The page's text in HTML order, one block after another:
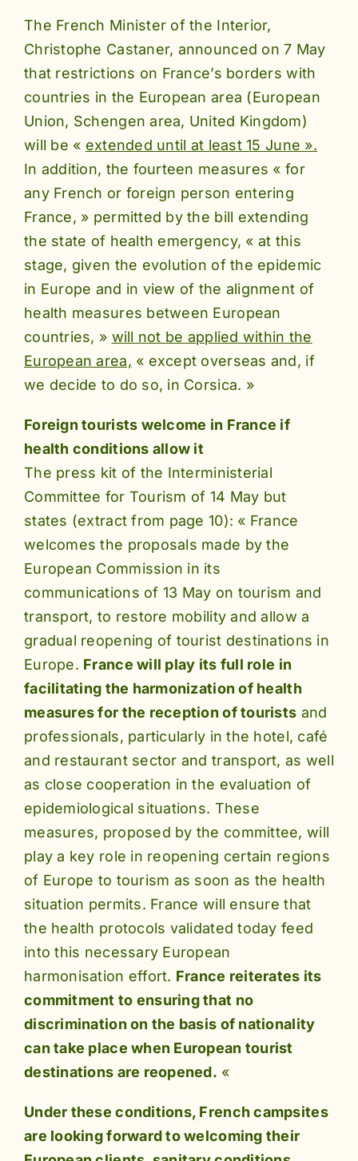
The French Minister of the Interior,
Christophe Castaner, announced on 7 May
that restrictions on France’s borders with
countries in the European area (European
Union, Schengen area, United Kingdom)
will be « extended until at least 15 June ».
In addition, the fourteen measures « for
any French or foreign person entering
France, » permitted by the bill extending
the state of health emergency, « at this
stage, given the evolution of the epidemic
in Europe and in view of the alignment of
health measures between European
countries, » will not be applied within the
European area, « except overseas and, if
we decide to do so, in Corsica. »
Foreign tourists welcome in France if
health conditions allow it
The press kit of the Interministerial
Committee for Tourism of 14 May but
states (extract from page 10): « France
welcomes the proposals made by the
European Commission in its
communications of 13 May on tourism and
transport, to restore mobility and allow a
gradual reopening of tourist destinations in
Europe. France will play its full role in
facilitating the harmonization of health
measures for the reception of tourists and
professionals, particularly in the hotel, café
and restaurant sector and transport, as well
as close cooperation in the evaluation of
epidemiological situations. These
measures, proposed by the committee, will
play a key role in reopening certain regions
of Europe to tourism as soon as the health
situation permits. France will ensure that
the health protocols validated today feed
into this necessary European
harmonisation effort. France reiterates its
commitment to ensuring that no
discrimination on the basis of nationality
can take place when European tourist
destinations are reopened. «
Under these conditions, French campsites
are looking forward to welcoming their